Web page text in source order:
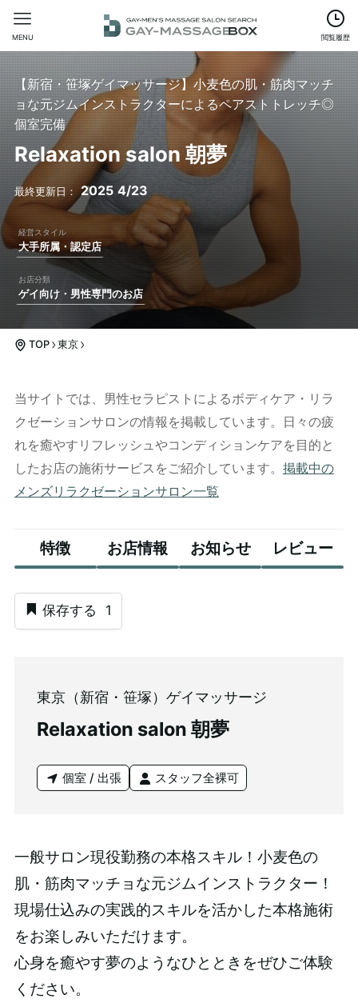
閲覧履歴
MENU
【新宿・笹塚ゲイマッサージ】小麦色の肌・筋肉マッチ
ョな元ジムインストラクターによるペアストトレッチ◎
個室完備
Relaxation salon 朝夢
2025 4/23
大手所属・認定店
ゲイ向け・男性専門のお店
TOP 東京
当サイトでは、男性セラピストによるボディケア・リラ
クゼーションサロンの情報を掲載しています。日々の疲
れを癒やすリフレッシュやコンディションケアを目的と
したお店の施術サービスをご紹介しています。 掲載中の
メンズリラクゼーションサロン一覧
特徴 お店情報 お知らせ レビュー
保存する 1
東京（新宿・笹塚）ゲイマッサージ
Relaxation salon 朝夢
個室 / 出張 スタッフ全裸可
一般サロン現役勤務の本格スキル！小麦色の
肌・筋肉マッチョな元ジムインストラクター！
現場仕込みの実践的スキルを活かした本格施術
をお楽しみいただけます。
心身を癒やす夢のようなひとときをぜひご体験
ください。